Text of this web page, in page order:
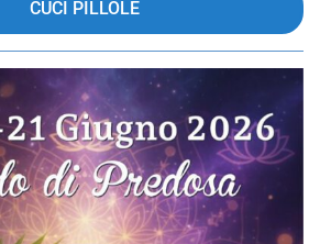
CUCI PILLOLE